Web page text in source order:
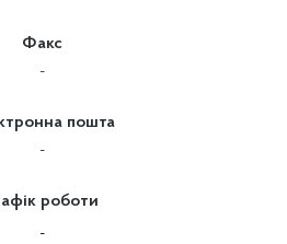
Факс
-
пошта
-
роботи
-